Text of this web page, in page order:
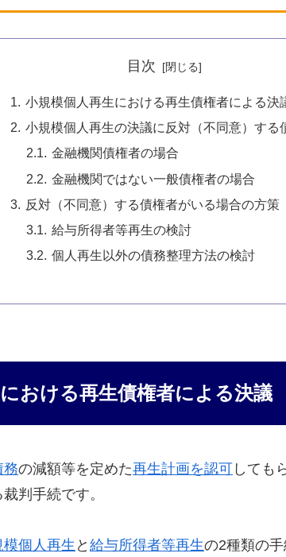
目次
小規模個人再生における再生債権者による決
小規模個人再生の決議に反対（不同意）する
金融機関債権者の場合
金融機関ではない一般債権者の場合
反対（不同意）する債権者がいる場合の方策
給与所得者等再生の検討
個人再生以外の債務整理方法の検討
おける再生債権者による決議
務の減額等を定めた再生計画を認可 しても
判手続です。
模個人再生 と 給与所得者等再生の2種類の手